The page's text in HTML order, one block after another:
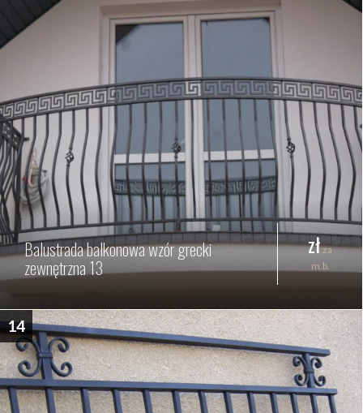
Balustrada balkonowa wzór grecki
zewnętrzna 13
zł za
m.b.
14